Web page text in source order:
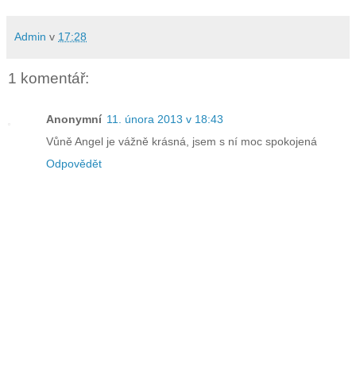
Admin v 17:28
1 komentář:
Anonymní 11. února 2013 v 18:43
Vůně Angel je vážně krásná, jsem s ní moc spokojená
Odpovědět